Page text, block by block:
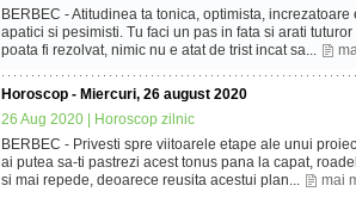
BERBEC - Atitudinea ta tonica, optimista,
apatici si pesimisti. Tu faci un pas in fata si arati
poata fi rezolvat, nimic nu e atat de trist incat sa...
Horoscop - Miercuri, 26 august 2020
26 Aug 2020 |
Horoscop zilnic
BERBEC - Privesti spre viitoarele etape ale unui
ai putea sa-ti pastrezi acest tonus pana la capat,
si mai repede, deoarece reusita acestui plan...
mai